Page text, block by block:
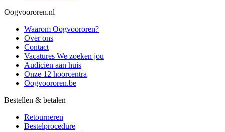
Oogvoororen.nl
Waarom Oogvoororen?
Over ons
Contact
Vacatures We zoeken jou
Audicien aan huis
Onze 12 hoorcentra
Oogvoororen.be
Bestellen & betalen
Retourneren
Bestelprocedure